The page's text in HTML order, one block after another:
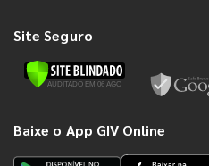
Site Seguro
Baixe o App GIV Online